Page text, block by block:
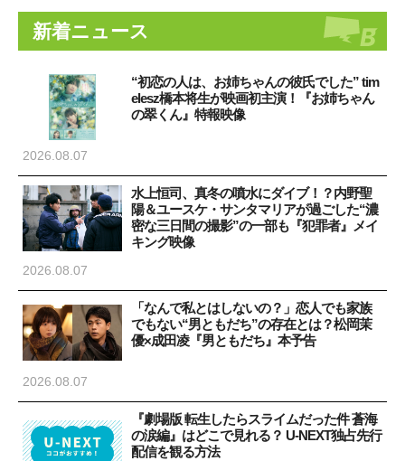
新着ニュース
“初恋の人は、お姉ちゃんの彼氏でした” tim
elesz橋本将生が映画初主演！『お姉ちゃん
の翠くん』特報映像
2026.08.07
水上恒司、真冬の噴水にダイブ！？内野聖
陽＆ユースケ・サンタマリアが過ごした“濃
密な三日間の撮影”の一部も『犯罪者』メイ
キング映像
2026.08.07
「なんで私とはしないの？」恋人でも家族
でもない“男ともだち”の存在とは？松岡茉
優×成田凌『男ともだち』本予告
2026.08.07
『劇場版 転生したらスライムだった件 蒼海
の涙編』はどこで見れる？ U-NEXT独占先行
配信を観る方法